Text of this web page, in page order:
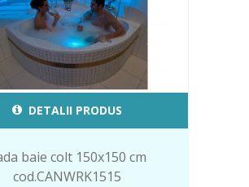
DETALII PRODUS
baie colt 150x150 cm
cod.CANWRK1515